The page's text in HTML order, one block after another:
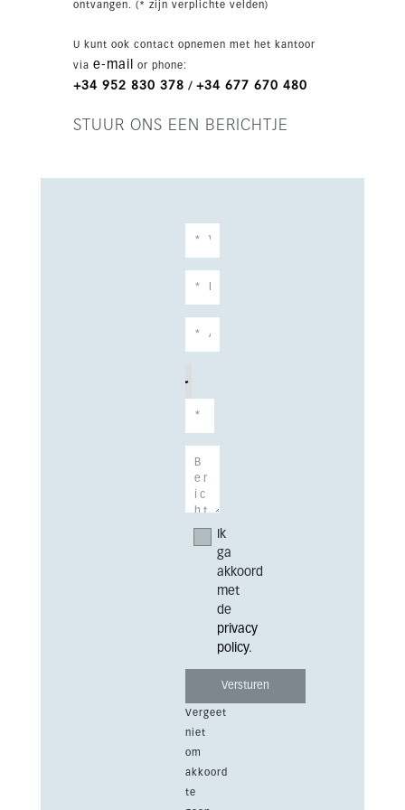
zoals restaurants, winkels, scholen,
hoofdwoning, tweede verblijf of investering aan
de Costa del Sol.
ontvangen. (* zijn verplichte velden)
U kunt ook contact opnemen met het kantoor
via e-mail or phone:
+34 952 830 378 / +34 677 670 480
STUUR ONS EEN BERICHTJE
Ik
ga
akkoord
met
de
privacy
policy.
Vergeet
niet
om
akkoord
te